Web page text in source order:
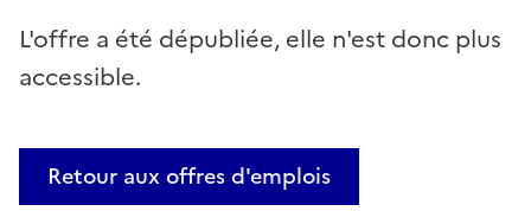
L'offre a été dépubliée, elle n'est donc plus
accessible.
Retour aux offres d'emplois